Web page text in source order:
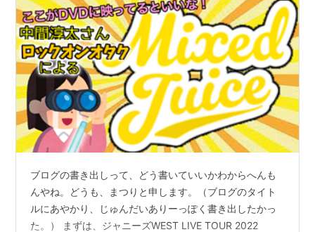
ブログの書き出しって、どう書いていいかわからへんも
んやね。どうも、まつりと申します。（ブログのタイト
ルにあやかり、じゅんだいありーっぽく書き出したかっ
た。） まずは、ジャニーズWEST LIVE TOUR 2022